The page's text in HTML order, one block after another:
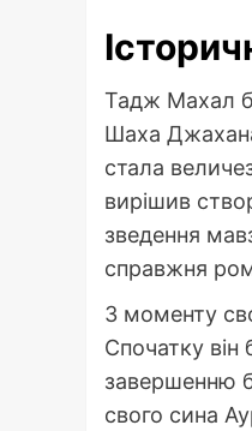
Тадж Махал
Шаха
стала
вирішив
зведення
справжня
З моменту
Спочатку
завершенню
свого сина